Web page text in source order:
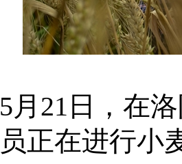
日，在洛
正在进行小